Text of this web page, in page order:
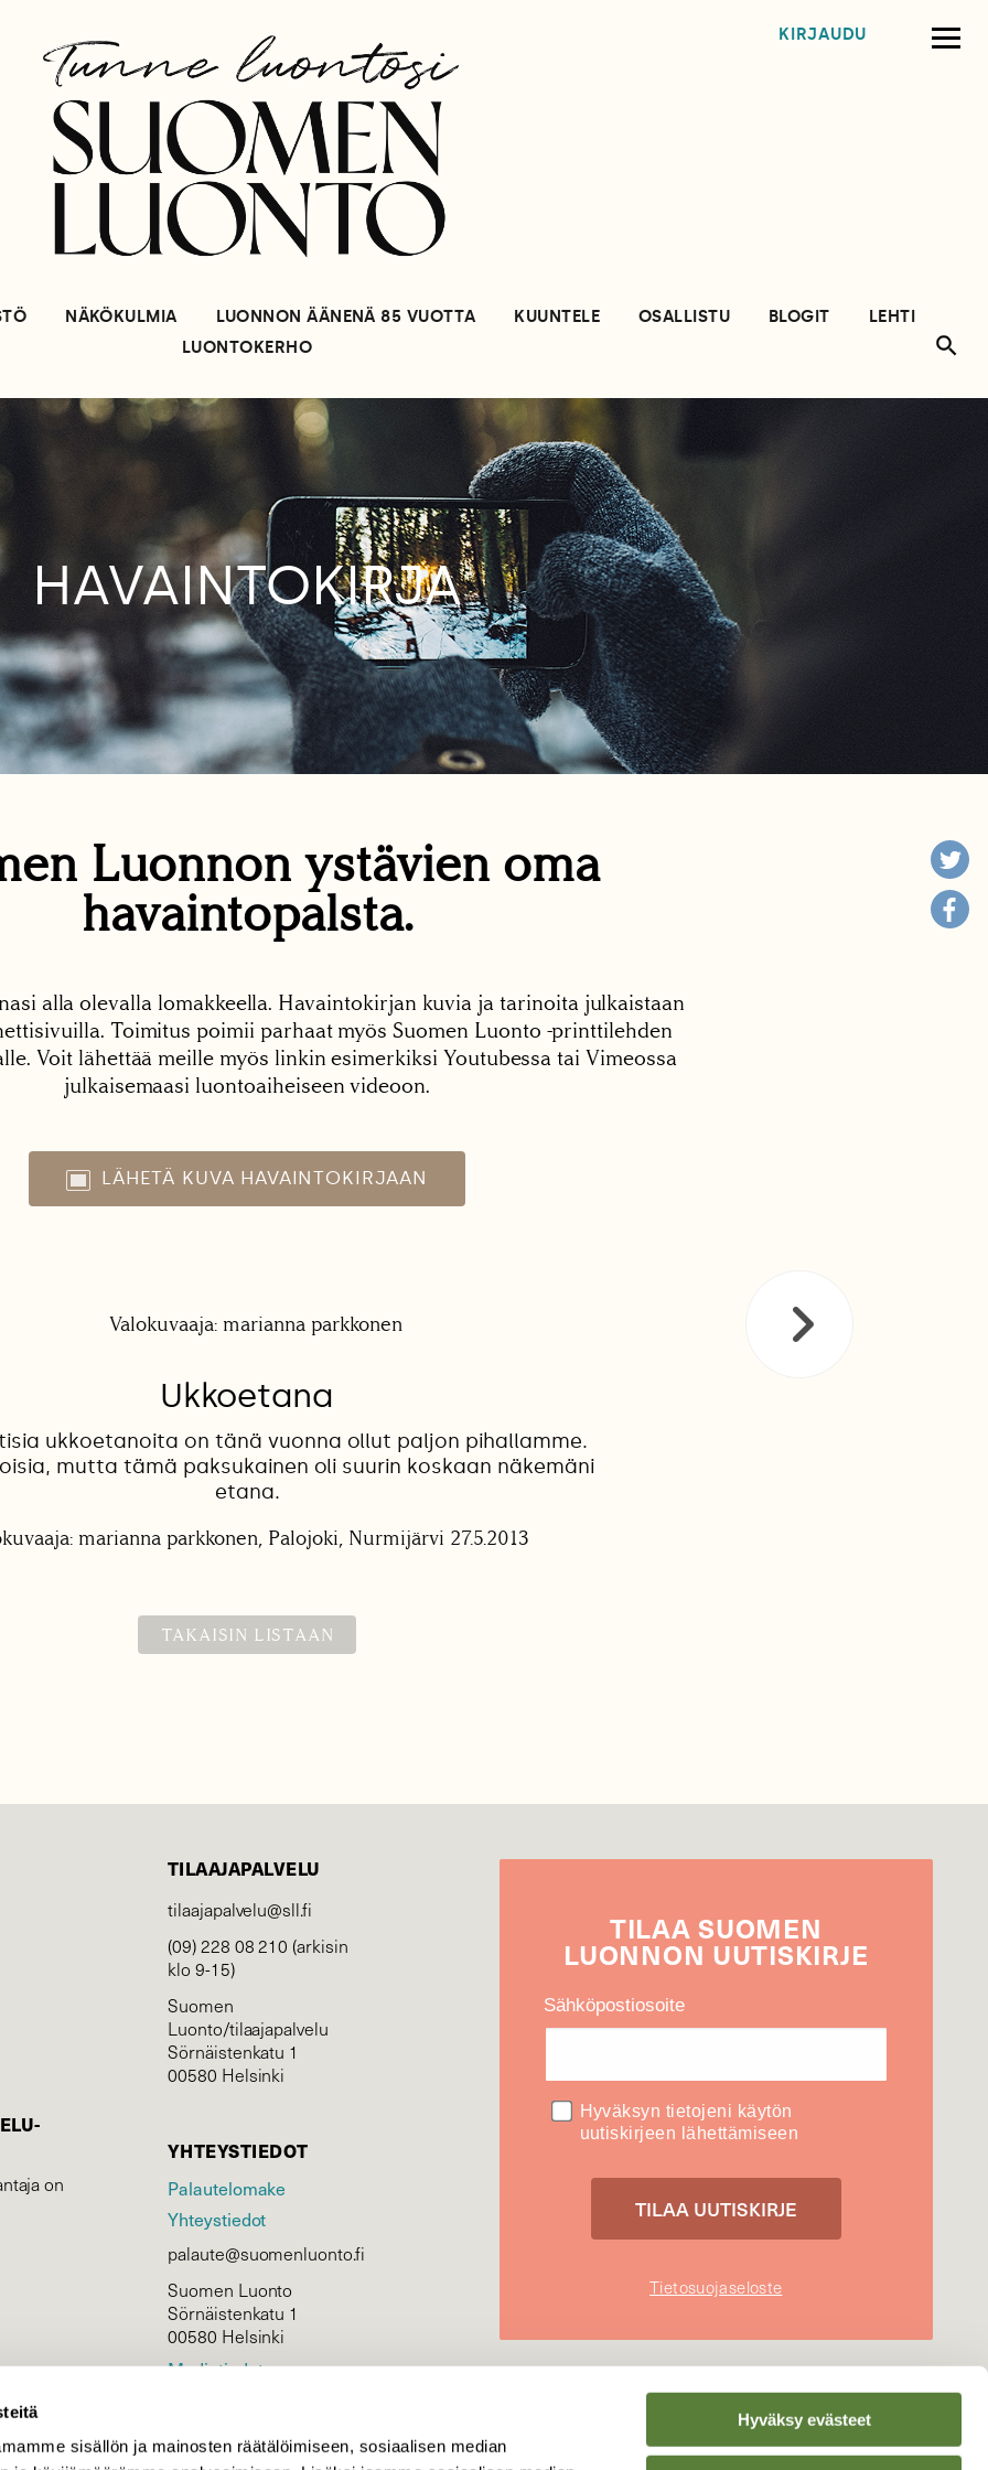
sisällön ja mainosten räätälöimiseen, sosiaalisen median
Hyväksy evästeet
KIRJAUDU
NÄKÖKULMIA LUONNON ÄÄNENÄ 85 VUOTTA KUUNTELE OSALLISTU BLOGIT
LEHTI
LUONTOKERHO
HAVAINTOKIRJA
Luonnon ystävien oma
havaintopalsta.
alla olevalla lomakkeella. Havaintokirjan kuvia ja tarinoita julkaistaan
Toimitus poimii parhaat myös Suomen Luonto -printtilehden
Voit lähettää meille myös linkin esimerkiksi Youtubessa tai Vimeossa
julkaisemaasi luontoaiheiseen videoon.
LÄHETÄ KUVA HAVAINTOKIRJAAN
Ukkoetana
ukkoetanoita on tänä vuonna ollut paljon pihallamme.
mutta tämä paksukainen oli suurin koskaan näkemäni
etana.
marianna parkkonen, Palojoki, Nurmijärvi 27.5.2013
TAKAISIN LISTAAN
on
TILAAJAPALVELU
tilaajapalvelu@sll.fi
(09) 228 08 210 (arkisin
klo 9-15)
Suomen
Luonto/tilaajapalvelu
Sörnäistenkatu 1
00580 Helsinki
YHTEYSTIEDOT
Palautelomake
Yhteystiedot
palaute@suomenluonto.fi
Suomen Luonto
Sörnäistenkatu 1
00580 Helsinki
Mediatiedot
TILAASUOMEN
LUONNON UUTIS­KIRJE
Sähköpostiosoite
Hyväksyn tietojeni käytön
uutiskirjeen lähettämiseen
Tietosuojaseloste